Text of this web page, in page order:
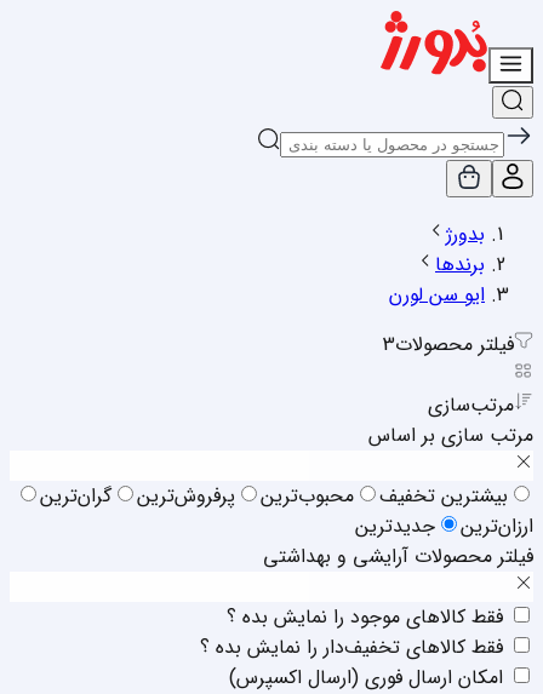
بدورژ
برندها
ایو سن لورن
فیلتر محصولات3
مرتب‌سازی
مرتب سازی بر اساس
بیشترین تخفیف
محبوب‌ترین پرفروش‌ترین
گران‌ترین
ارزان‌ترین
جدیدترین
فیلتر محصولات آرایشی و بهداشتی
فقط‌ کالا‌‌های موجود را نمایش بده ؟
فقط‌ کالا‌‌های تخفیف‌دار را نمایش بده ؟
امکان ارسال فوری (ارسال اکسپرس)